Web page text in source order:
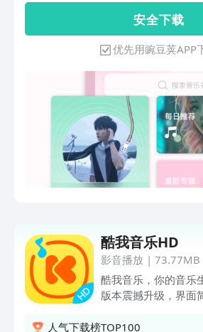
实现音乐格式的灵
版操作简便，它为用
乐体验和学习资源，
音乐技能和素养。
安 全 下 载
优先用豌豆荚APP
酷我音乐HD
影音播放 | 73.77MB
酷我音乐，你的音乐
版本震撼升级，界面
这里汇聚了海量正版
人气下载榜TOP100